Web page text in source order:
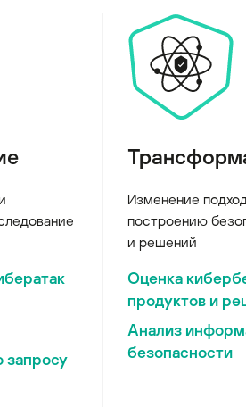
запросу
Изменение
построению
и решений
Оценка
продуктов и
Анализ
безопасности